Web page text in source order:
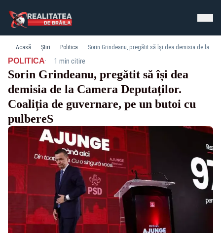
Acasă Știri Politica Sorin Grindeanu, pregătit să își dea demisia de la Camera Deputaților. Coaliția de guvernare, pe un butoi cu pulbereS
POLITICA· 1 min citire
Sorin Grindeanu, pregătit să își dea
demisia de la Camera Deputaților.
Coaliția de guvernare, pe un butoi cu
pulbereS